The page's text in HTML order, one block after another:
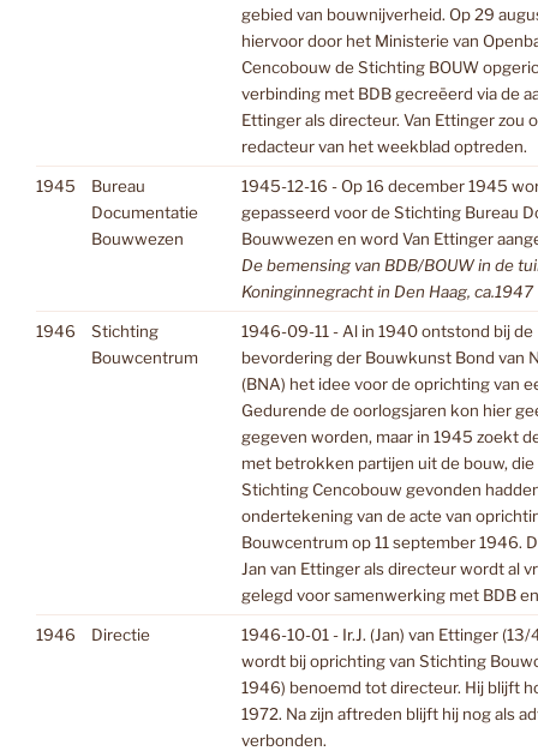
gebied van bouwnijverheid. Op 29
hiervoor door het Ministerie van
Cencobouw de Stichting BOUW
verbinding met BDB gecreëerd via de
Ettinger als directeur. Van Ettinger zou
redacteur van het weekblad optreden.
1945
Bureau
Documentatie
Bouwwezen
1945-12-16 - Op 16 december 1945
gepasseerd voor de Stichting Bureau
Bouwwezen en word Van Ettinger
De bemensing van BDB/BOUW in de
Koninginnegracht in Den Haag, ca.1947
1946
Stichting
Bouwcentrum
1946-09-11 - Al in 1940 ontstond bij
bevordering der Bouwkunst Bond van
(BNA) het idee voor de oprichting van
Gedurende de oorlogsjaren kon hier
gegeven worden, maar in 1945 zoekt
met betrokken partijen uit de bouw,
Stichting Cencobouw gevonden
ondertekening van de acte van
Bouwcentrum op 11 september 1946.
Jan van Ettinger als directeur wordt al
gelegd voor samenwerking met BDB
1946 Directie
1946-10-01 - Ir.J. (Jan) van Ettinger
wordt bij oprichting van Stichting
1946) benoemd tot directeur. Hij blijft
1972. Na zijn aftreden blijft hij nog als
verbonden.